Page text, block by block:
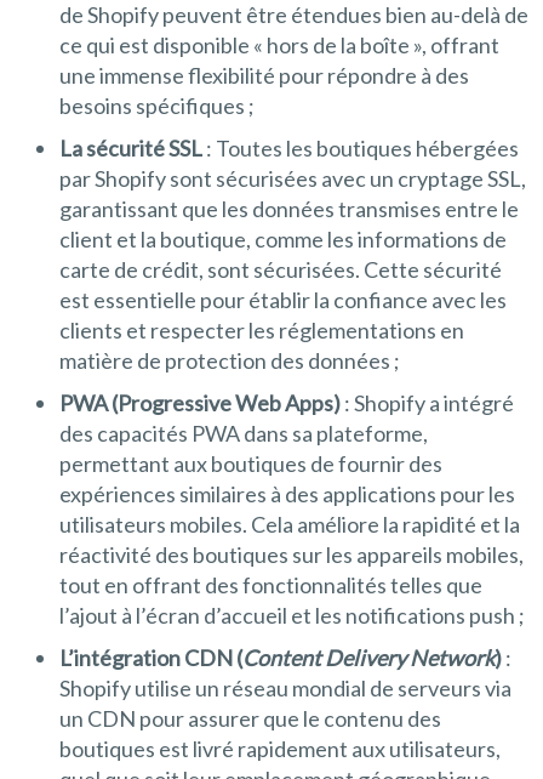
de Shopify peuvent être étendues bien au-delà de
ce qui est disponible « hors de la boîte », offrant
une immense flexibilité pour répondre à des
besoins spécifiques ;
La sécurité SSL: Toutes les boutiques hébergées
par Shopify sont sécurisées avec un cryptage SSL,
garantissant que les données transmises entre le
client et la boutique, comme les informations de
carte de crédit, sont sécurisées. Cette sécurité
est essentielle pour établir la confiance avec les
clients et respecter les réglementations en
matière de protection des données ;
PWA (Progressive Web Apps): Shopify a intégré
des capacités PWA dans sa plateforme,
permettant aux boutiques de fournir des
expériences similaires à des applications pour les
utilisateurs mobiles. Cela améliore la rapidité et la
réactivité des boutiques sur les appareils mobiles,
tout en offrant des fonctionnalités telles que
l’ajout à l’écran d’accueil et les notifications push ;
L’intégration CDN (Content Delivery Network):
Shopify utilise un réseau mondial de serveurs via
un CDN pour assurer que le contenu des
boutiques est livré rapidement aux utilisateurs,